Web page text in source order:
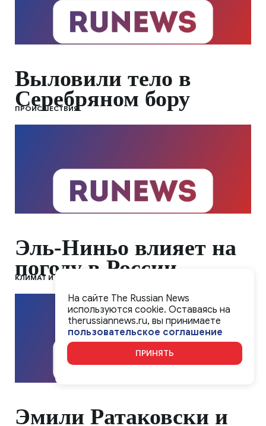
Выловили тело в
Серебряном бору
ПРОИСШЕСТВИЯ
Эль-Ниньо влияет на
погоду в России
КЛИМАТ И ЭКОЛОГИЯ
Эмили Ратаковски и
На сайте The Russian News
используются cookie. Оставаясь на
therussiannews.ru, вы принимаете
пользовательское соглашение
ПРИНЯТЬ